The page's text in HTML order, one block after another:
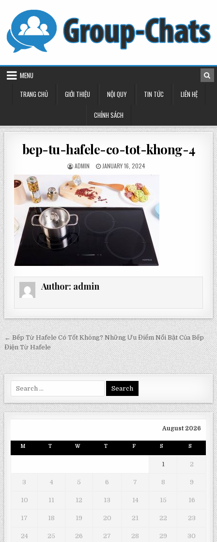
content
MENU
TRANG CHỦ
GIỚI THIỆU NỘI QUY TIN TỨC LIÊN HỆ
CHÍNH SÁCH
bep-tu-hafele-co-tot-khong-4
POSTED
BY
ADMIN
POSTED
JANUARY 16, 2024
Author: admin
Post
navigation
← Bếp Từ Hafele Có Tốt Không? Những Ưu Điểm Nổi Bật Của Bếp
Điện Từ Hafele
August 2026
M T W T F S S
1 2
3 4 5 6 7 8 9
10 11 12 13 14 15 16
17 18 19 20 21 22 23
24 25 26 27 28 29 30